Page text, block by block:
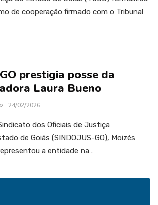
de cooperação firmado com o Tribunal
prestigia posse da
Laura Bueno
24/02/2026
dos Oficiais de Justiça
de Goiás (SINDOJUS-GO), Moizés
a entidade na…